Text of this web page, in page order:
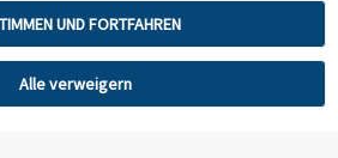
Alle Rechte vorbehalten. Tandem Diabetes
IQ, Control-IQ+, t:slim X2, t:slim, Tandem
Source sind eingetragene Marken oder
Care, Inc. in den USA und/oder anderen
UND FORTFAHREN
Alle verweigern